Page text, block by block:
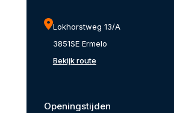
Lokhorstweg 13/A
3851SE Ermelo
Bekijk route
Openingstijden